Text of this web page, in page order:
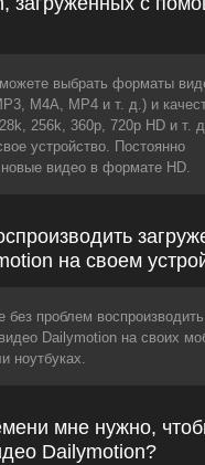
выбрать форматы
M4A, MP4 и т. д.) и
256k, 360p, 720p HD и т.
устройство. Постоянно
видео в формате HD.
на своем
проблем воспроизводить
Dailymotion на своих
ноутбуках.
мне нужно,
Dailymotion?